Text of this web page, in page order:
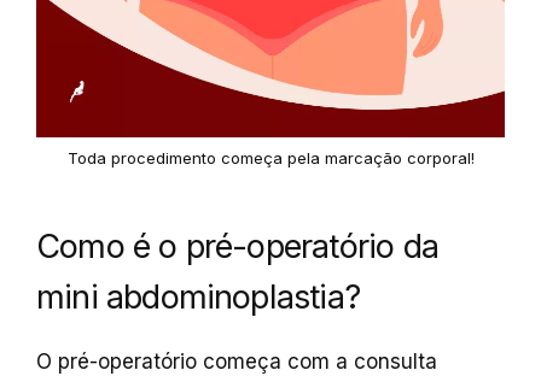
Toda procedimento começa pela marcação corporal!
Como é o pré-operatório da
mini abdominoplastia?
O pré-operatório começa com a consulta